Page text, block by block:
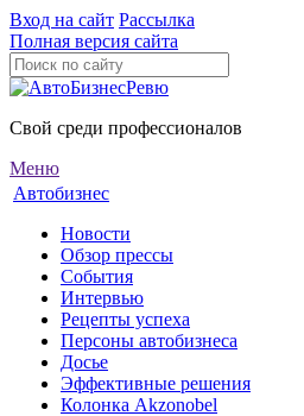
Вход на сайт Рассылка
Полная версия сайта
Свой среди профессионалов
Меню
Автобизнес
Новости
Обзор прессы
События
Интервью
Рецепты успеха
Персоны автобизнеса
Досье
Эффективные решения
Колонка Akzonobel